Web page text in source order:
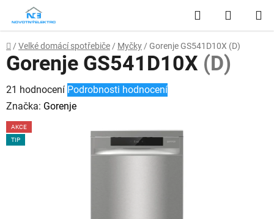
obsah
Hledat
KOŠÍK
Domů
/ Velké domácí spotřebiče / Myčky / Gorenje GS541D10X (D)
Gorenje GS541D10X (D)
Průměrné
hodnocení
produktu
je
21 hodnocení Podrobnosti hodnocení
Značka: Gorenje
AKCE
TIP